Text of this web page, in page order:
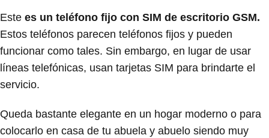
Este es un teléfono fijo con SIM de escritorio GSM.
Estos teléfonos parecen teléfonos fijos y pueden
funcionar como tales. Sin embargo, en lugar de usar
líneas telefónicas, usan tarjetas SIM para brindarte el
servicio.
Queda bastante elegante en un hogar moderno o para
colocarlo en casa de tu abuela y abuelo siendo muy